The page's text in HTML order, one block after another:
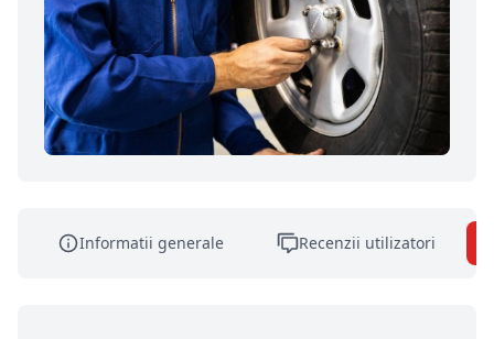
Informatii generale Recenzii utilizatori